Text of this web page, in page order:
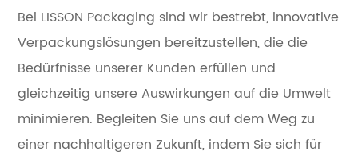
Bei LISSON Packaging sind wir bestrebt, innovative
Verpackungslösungen bereitzustellen, die die
Bedürfnisse unserer Kunden erfüllen und
gleichzeitig unsere Auswirkungen auf die Umwelt
minimieren. Begleiten Sie uns auf dem Weg zu
einer nachhaltigeren Zukunft, indem Sie sich für